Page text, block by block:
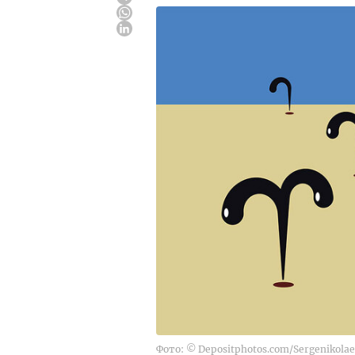
Фото: © Depositphotos.com/